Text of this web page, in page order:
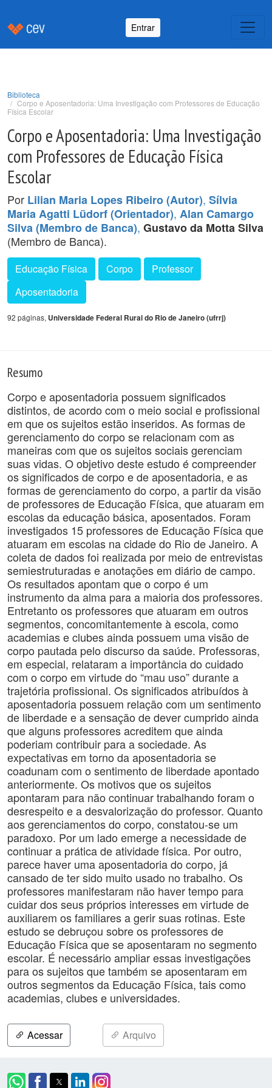
Entrar
Biblioteca
Corpo e Aposentadoria: Uma Investigação com Professores de Educação
Física Escolar
Corpo e Aposentadoria: Uma Investigação
com Professores de Educação Física
Escolar
Por Lilian Maria Lopes Ribeiro (Autor), Sílvia
Maria Agatti Lüdorf (Orientador), Alan Camargo
Silva (Membro de Banca), Gustavo da Motta Silva
(Membro de Banca).
Educação Física Corpo
Professor
Aposentadoria
92 páginas, Universidade Federal Rural do Rio de Janeiro (ufrrj)
Resumo
Corpo e aposentadoria possuem significados
distintos, de acordo com o meio social e profissional
em que os sujeitos estão inseridos. As formas de
gerenciamento do corpo se relacionam com as
maneiras com que os sujeitos sociais gerenciam
suas vidas. O objetivo deste estudo é compreender
os significados de corpo e de aposentadoria, e as
formas de gerenciamento do corpo, a partir da visão
de professores de Educação Física, que atuaram em
escolas da educação básica, aposentados. Foram
investigados 15 professores de Educação Física que
atuaram em escolas na cidade do Rio de Janeiro. A
coleta de dados foi realizada por meio de entrevistas
semiestruturadas e anotações em diário de campo.
Os resultados apontam que o corpo é um
instrumento da alma para a maioria dos professores.
Entretanto os professores que atuaram em outros
segmentos, concomitantemente à escola, como
academias e clubes ainda possuem uma visão de
corpo pautada pelo discurso da saúde. Professoras,
em especial, relataram a importância do cuidado
com o corpo em virtude do “mau uso” durante a
trajetória profissional. Os significados atribuídos à
aposentadoria possuem relação com um sentimento
de liberdade e a sensação de dever cumprido ainda
que alguns professores acreditem que ainda
poderiam contribuir para a sociedade. As
expectativas em torno da aposentadoria se
coadunam com o sentimento de liberdade apontado
anteriormente. Os motivos que os sujeitos
apontaram para não continuar trabalhando foram o
desrespeito e a desvalorização do professor. Quanto
aos gerenciamentos do corpo, constatou-se um
paradoxo. Por um lado emerge a necessidade de
continuar a prática de atividade física. Por outro,
parece haver uma aposentadoria do corpo, já
cansado de ter sido muito usado no trabalho. Os
professores manifestaram não haver tempo para
cuidar dos seus próprios interesses em virtude de
auxiliarem os familiares a gerir suas rotinas. Este
estudo se debruçou sobre os professores de
Educação Física que se aposentaram no segmento
escolar. É necessário ampliar essas investigações
para os sujeitos que também se aposentaram em
outros segmentos da Educação Física, tais como
academias, clubes e universidades.
Acessar Arquivo